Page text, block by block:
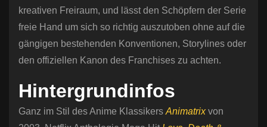
kreativen Freiraum, und lässt den Schöpfern der Serie
freie Hand um sich so richtig auszutoben ohne auf die
gängigen bestehenden Konventionen, Storylines oder
den offiziellen Kanon des Franchises zu achten.
Hintergrundinfos
Ganz im Stil des Anime Klassikers Animatrixvon